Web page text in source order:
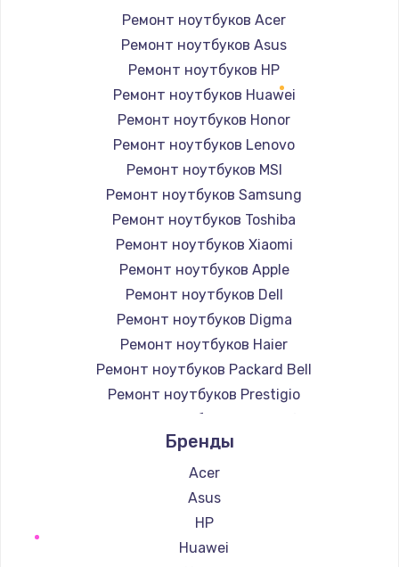
Ремонт ноутбуков Acer
Ремонт ноутбуков Asus
Ремонт ноутбуков HP
Ремонт ноутбуков Huawei
Ремонт ноутбуков Honor
Ремонт ноутбуков Lenovo
Ремонт ноутбуков MSI
Ремонт ноутбуков Samsung
Ремонт ноутбуков Toshiba
Ремонт ноутбуков Xiaomi
Ремонт ноутбуков Apple
Ремонт ноутбуков Dell
Ремонт ноутбуков Digma
Ремонт ноутбуков Haier
Ремонт ноутбуков Packard Bell
Ремонт ноутбуков Prestigio
Ремонт ноутбуков Microsoft
Ремонт ноутбуков Alienware
Ремонт ноутбуков Aquarius
Ремонт ноутбуков Gigabyte
Ремонт ноутбуков Aorus
Ремонт ноутбуков Maibenben
Бренды
Acer
Asus
HP
Huawei